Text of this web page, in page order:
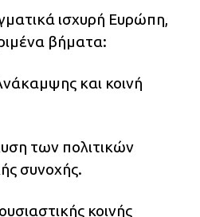
ισχυρή Ευρώπη,
βήματα:
και κοινή
των πολιτικών
συνοχής.
κοινής